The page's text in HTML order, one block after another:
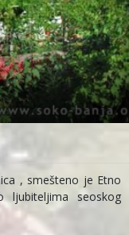
, smešteno je Etno
ljubiteljima seoskog